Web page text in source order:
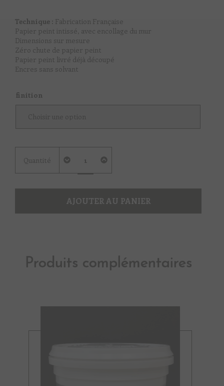
Technique : Fabrication Française
Papier peint intissé, avec encollage du mur
Dimensions sur mesure
Zéro chute de papier peint
Papier peint livré déjà découpé
Encres sans solvant
finition
Quantité
de
Flannel
2
AJOUTER AU PANIER
Produits complémentaires